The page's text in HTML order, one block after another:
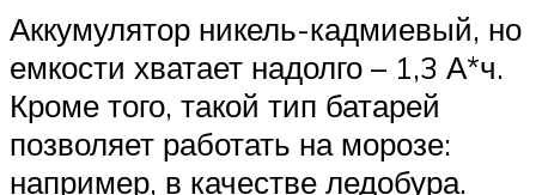
Аккумулятор никель-кадмиевый, но
емкости хватает надолго – 1,3 А*ч.
Кроме того, такой тип батарей
позволяет работать на морозе:
например, в качестве ледобура.